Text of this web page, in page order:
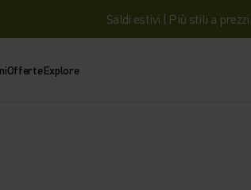
Saldi estivi | Più stili a
OfferteExplore